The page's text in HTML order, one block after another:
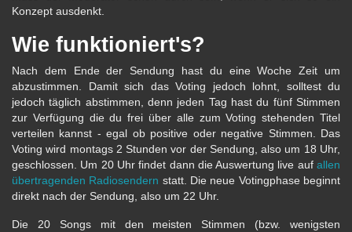
Konzept ausdenkt.
Wie funktioniert's?
Nach dem Ende der Sendung hast du eine Woche Zeit um
abzustimmen. Damit sich das Voting jedoch lohnt, solltest du
jedoch täglich abstimmen, denn jeden Tag hast du fünf Stimmen
zur Verfügung die du frei über alle zum Voting stehenden Titel
verteilen kannst - egal ob positive oder negative Stimmen. Das
Voting wird montags 2 Stunden vor der Sendung, also um 18 Uhr,
geschlossen. Um 20 Uhr findet dann die Auswertung live auf allen
übertragenden Radiosendern statt. Die neue Votingphase beginnt
direkt nach der Sendung, also um 22 Uhr.
Die 20 Songs mit den meisten Stimmen (bzw. wenigsten